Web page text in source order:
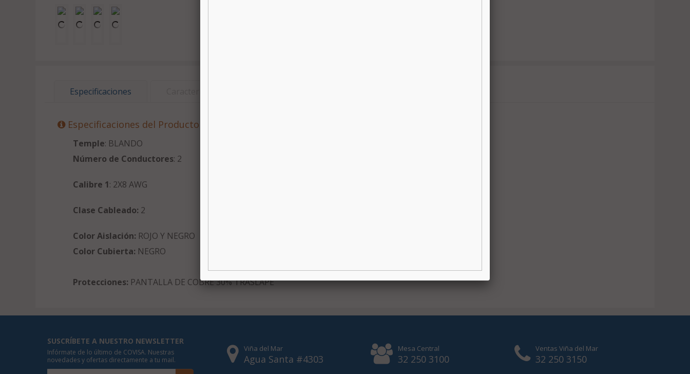
Especificaciones
Especificaciones del Producto
Temple: BLANDO
Número de Conductores: 2
Calibre 1: 2X8 AWG
Clase Cableado: 2
Color Aislación: ROJO Y NEGRO
Color Cubierta: NEGRO
Protecciones: PANTALLA DE COBRE 30% TRASLAPE
SUSCRÍBETE A NUESTRO NEWSLETTER
Infórmate de lo último de COVISA. Nuestras
novedades y ofertas directamente a tu mail.
Viña del Mar
Agua Santa #4303
Mesa Central
32 250 3100
Ventas Viña del Mar
32 250 3150